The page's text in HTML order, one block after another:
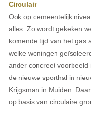
Circulair
Ook op gemeentelijk
alles. Zo wordt gekeken
komende tijd van het gas
welke woningen
ander concreet voorbeeld
de nieuwe sporthal in
Krijgsman in Muiden.
op basis van circulaire